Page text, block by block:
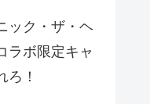
ック・ザ・ヘ
ラボ限定キャ
ろ！